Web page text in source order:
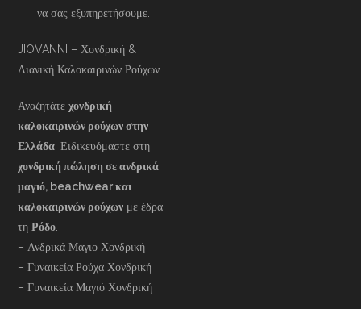
να σας εξυπηρετήσουμε.
JIOVANNI – Χονδρική &
Λιανική Καλοκαιρινών Ρούχων
Αναζητάτεχονδρική
καλοκαιρινών ρούχων στην
Ελλάδα; Ειδικευόμαστε στη
χονδρική πώληση σε ανδρικά
μαγιό, beachwear και
καλοκαιρινών ρούχων με έδρα
τηΡόδο
– Ανδρικά Μαγιο Χονδρική
– Γυναικεία Ρούχα Χονδρική
– Γυναικεία Μαγιό Χονδρική